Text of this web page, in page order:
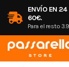
ENVÍO EN
60€.
Para el resto